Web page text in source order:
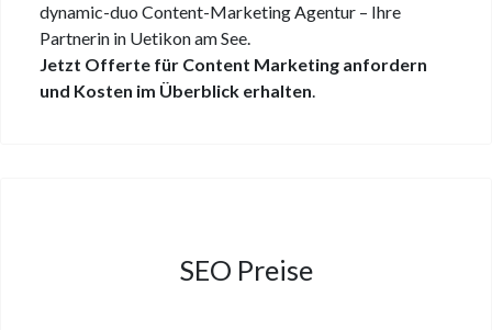
dynamic-duo Content-Marketing Agentur – Ihre
Partnerin in Uetikon am See.
Jetzt Offerte für Content Marketing anfordern
und Kosten im Überblick erhalten.
SEO Preise